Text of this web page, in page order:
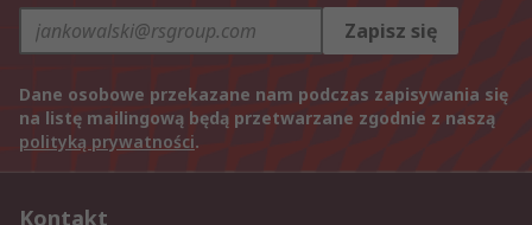
Zapisz się
Dane osobowe przekazane nam podczas zapisywania się
na listę mailingową będą przetwarzane zgodnie z naszą
polityką prywatności.
Kontakt